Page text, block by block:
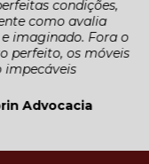
Fora o